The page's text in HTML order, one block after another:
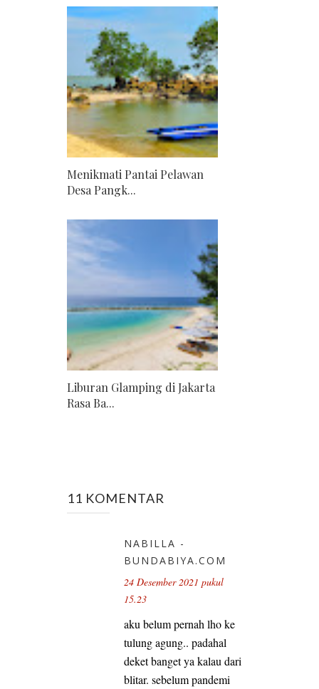
Menikmati Pantai Pelawan
Desa Pangk...
Liburan Glamping di Jakarta
Rasa Ba...
11 KOMENTAR
NABILLA -
BUNDABIYA.COM
24 Desember 2021 pukul
15.23
aku belum pernah lho ke
tulung agung.. padahal
deket banget ya kalau dari
blitar. sebelum pandemi